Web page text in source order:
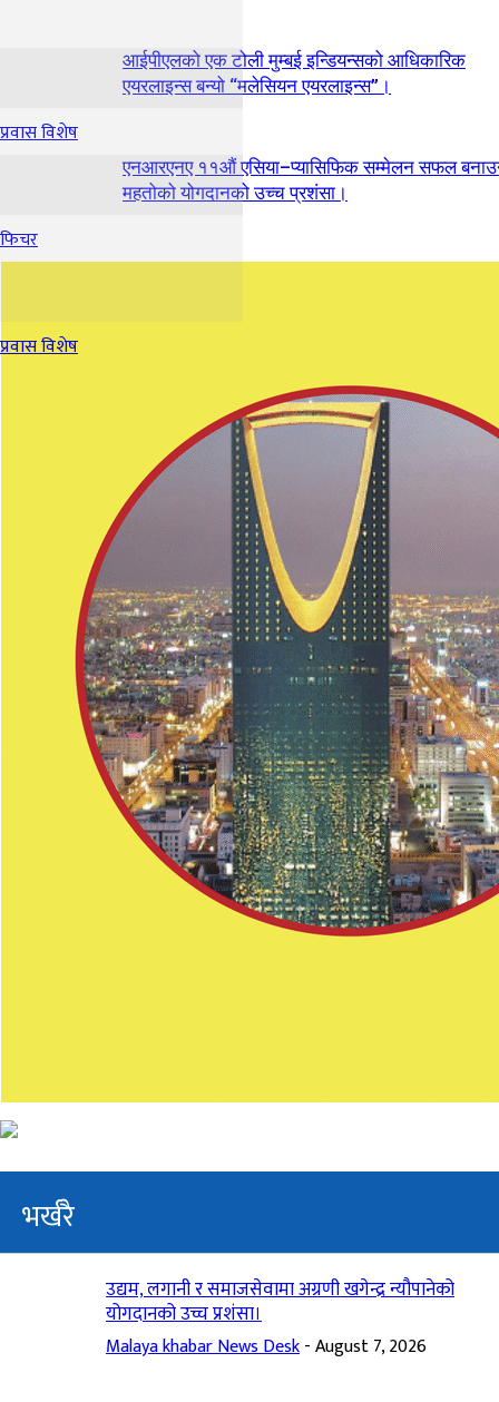
प्रवास विशेष
फिचर
आईपीएलको एक टोली मुम्बई इन्डियन्सको आधिकारिक
एयरलाइन्स बन्यो “मलेसियन एयरलाइन्स”।
प्रवास विशेष
एनआरएनए ११औं एसिया–प्यासिफिक सम्मेलन सफल
महतोको योगदानको उच्च प्रशंसा।
भर्खरै
उद्यम, लगानी र समाजसेवामा अग्रणी खगेन्द्र न्यौपानेको
योगदानको उच्च प्रशंसा।
Malaya khabar News Desk-August 7, 2026